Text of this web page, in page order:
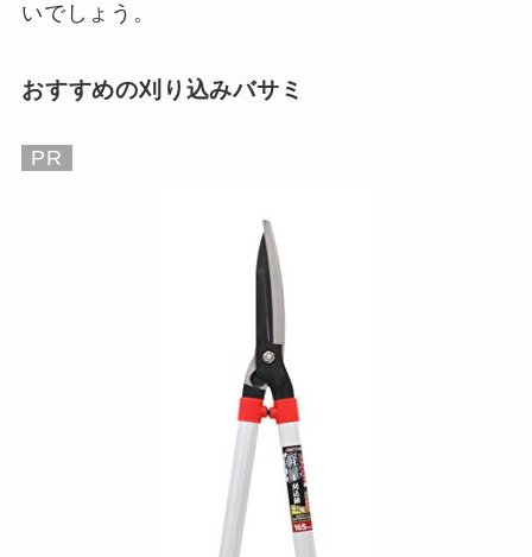
いでしょう。
おすすめの刈り込みバサミ
PR